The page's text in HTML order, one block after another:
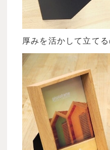
厚みを活かして立て